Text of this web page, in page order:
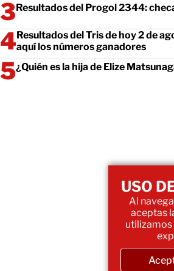
Resultados del Progol 2344:
Resultados del Tris de hoy 2 de
aquí los números ganadores
¿Quién es la hija de Elize
USO
Al
aceptas
utilizamos